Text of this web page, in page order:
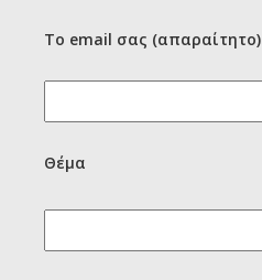
Το email σας (απαραίτητο)
Θέμα